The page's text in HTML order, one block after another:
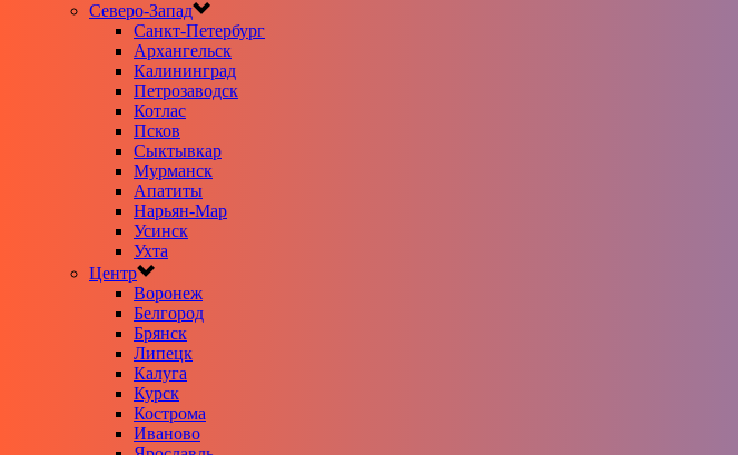
Северо-Запад
Санкт-Петербург
Архангельск
Калининград
Петрозаводск
Котлас
Псков
Сыктывкар
Мурманск
Апатиты
Нарьян-Мар
Усинск
Ухта
Центр
Воронеж
Белгород
Брянск
Липецк
Калуга
Курск
Кострома
Иваново